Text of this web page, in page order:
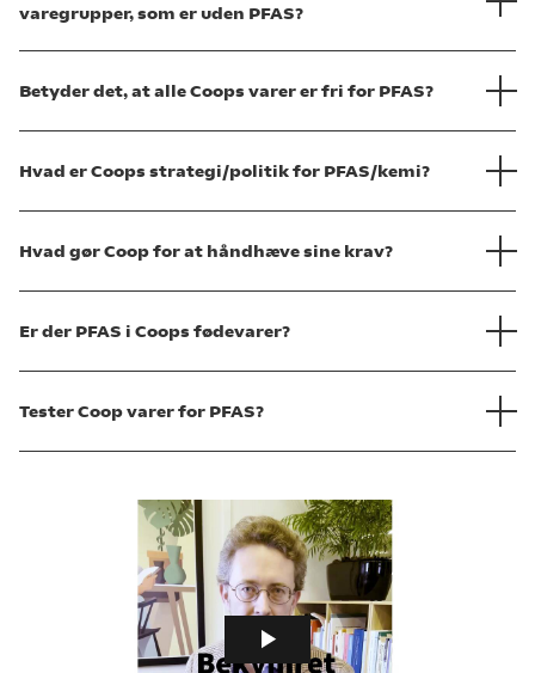
varegrupper, som er uden PFAS?
Betyder det, at alle Coops varer er fri for PFAS?
Hvad er Coops strategi/politik for PFAS/kemi?
Hvad gør Coop for at håndhæve sine krav?
Er der PFAS i Coops fødevarer?
Tester Coop varer for PFAS?